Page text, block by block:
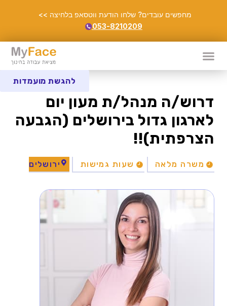
מחפשים עובדים? שלחו הודעת ווטסאפ בלחיצה >>
053-8210209
דרוש/ה מנהל/ת מעון יום
לארגון גדול בירושלים (הגבעה
הצרפתית)!!
משרה מלאה שעות גמישות ירושלים
להגשת מועמדות